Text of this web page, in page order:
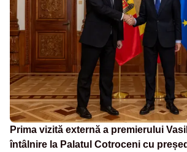
Prima vizită externă a premierului
întâlnire la Palatul Cotroceni cu